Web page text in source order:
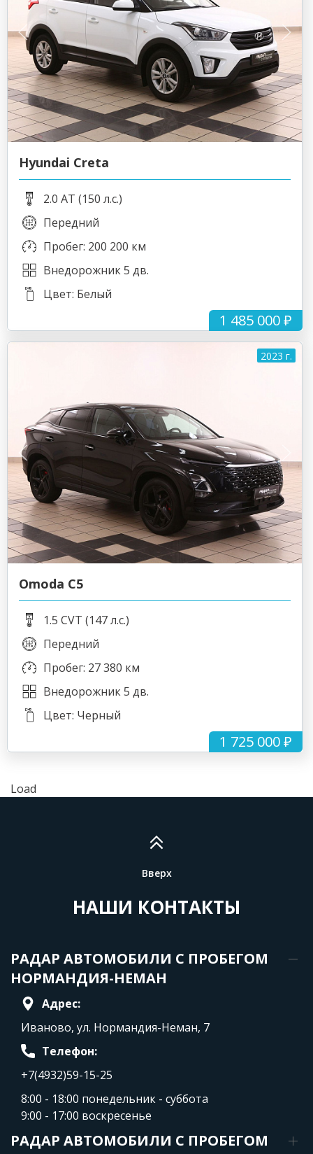
1 485 000 ₽
Hyundai Creta
2.0 AT (150 л.с.)
Передний
Пробег: 200 200 км
Внедорожник 5 дв.
Цвет: Белый
2023 г.
1 725 000 ₽
Omoda C5
1.5 CVT (147 л.с.)
Передний
Пробег: 27 380 км
Внедорожник 5 дв.
Цвет: Черный
Load
Вверх
НАШИ КОНТАКТЫ
РАДАР АВТОМОБИЛИ С ПРОБЕГОМ
НОРМАНДИЯ-НЕМАН
Адрес:
Иваново, ул. Нормандия-Неман, 7
Телефон:
+7(4932)59-15-25
8:00 - 18:00 понедельник - суббота
9:00 - 17:00 воскресенье
РАДАР АВТОМОБИЛИ С ПРОБЕГОМ